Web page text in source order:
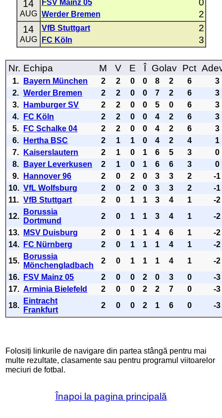
14
AUG
FSV Mainz 05 0
Werder Bremen 2
14
AUG
VfB Stuttgart 2
FC Köln 3
Nr. Echipa M V E Î Golav Pct
1. Bayern München 2 2 0 0 8 2 6
3
2. Werder Bremen 2 2 0 0 7 2 6
3
3.
Hamburger SV 2 2 0 0 5 0 6
3
4.
FC Köln 2 2 0 0 4 2 6
3
5.
FC Schalke 04 2 2 0 0 4 2 6
3
6.
Hertha BSC 2 1 1 0 4 2 4
1
7.
Kaiserslautern 2 1 0 1 6 5 3
0
8.
Bayer Leverkusen 2 1 0 1 6 6 3
0
9.
Hannover 96 2 0 2 0 3 3 2
-1
10. VfL Wolfsburg 2 0 2 0 3 3 2
-1
11. VfB Stuttgart 2 0 1 1 3 4 1
-2
12.
Borussia
Dortmund
2 0 1 1 3 4 1
-2
13.
MSV Duisburg 2 0 1 1 4 6 1
-2
14.
FC Nürnberg 2 0 1 1 1 4 1
-2
15.
Borussia
Mönchengladbach
2 0 1 1 1 4 1
-2
16.
FSV Mainz 05 2 0 0 2 0 3 0
-3
17. Arminia Bielefeld 2 0 0 2 2 7 0
-3
18.
Eintracht
Frankfurt
2 0 0 2 1 6 0 -3
Folosiți linkurile de navigare din partea stângă pentru mai
multe rezultate, clasamente sau pentru programul viitoarelor
meciuri de fotbal.
Înapoi la pagina principală